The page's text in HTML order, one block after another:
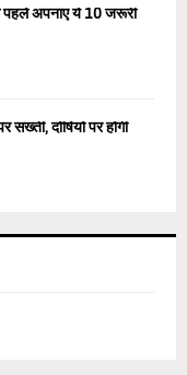
पहले अपनाएं ये 10 जरूरी
सख्ती, दोषियों पर होगी